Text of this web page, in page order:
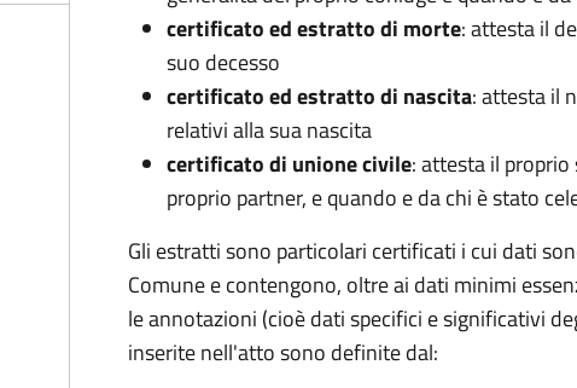
certificato ed estratto di morte: attesta il
suo decesso
certificato ed estratto di nascita: attesta il
relativi alla sua nascita
certificato di unione civile: attesta il
proprio partner, e quando e da chi è stato
Gli estratti sono particolari certificati i cui dati
Comune e contengono, oltre ai dati minimi
le annotazioni (cioè dati specifici e significativi
inserite nell'atto sono definite dal: